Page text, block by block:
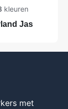
kleuren
Jas
met